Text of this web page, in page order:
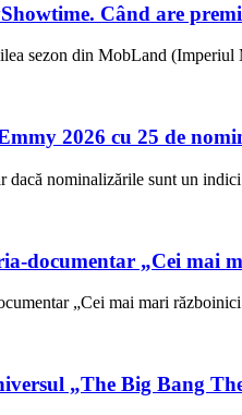
Când are
sezon din MobLand
2026 cu 25 de
dacă nominalizările sunt un
documentar „Cei mai
„Cei mai mari
„The Big Bang